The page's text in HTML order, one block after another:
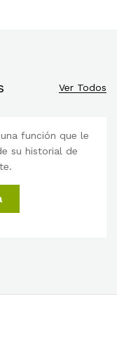
Ver Todos
función que le
su historial de